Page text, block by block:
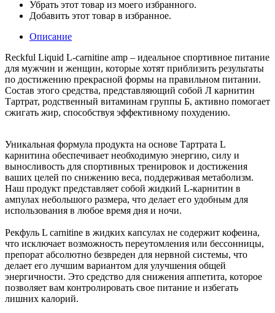
Убрать этот товар из моего избранного.
Добавить этот товар в избранное.
Описание
Reckful Liquid L-carnitine amp – идеальное спортивное питание
для мужчин и женщин, которые хотят приблизить результаты
по достижению прекрасной формы на правильном питании.
Состав этого средства, представляющий собой Л карнитин
Тартрат, родственный витаминам группы Б, активно помогает
сжигать жир, способствуя эффективному похудению.
Уникальная формула продукта на основе Тартрата L
карнитина обеспечивает необходимую энергию, силу и
выносливость для спортивных тренировок и достижения
ваших целей по снижению веса, поддерживая метаболизм.
Наш продукт представляет собой жидкий L-карнитин в
ампулах небольшого размера, что делает его удобным для
использования в любое время дня и ночи.
Рекфуль L carnitine в жидких капсулах не содержит кофеина,
что исключает возможность переутомления или бессонницы,
препорат абсолютно безвреден для нервной системы, что
делает его лучшим вариантом для улучшения общей
энергичности. Это средство для снижения аппетита, которое
позволяет вам контролировать свое питание и избегать
лишних калорий.